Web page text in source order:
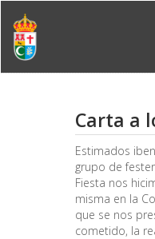
Carta a
Estimados
grupo de
Fiesta nos
misma en la
que se nos
cometido, la